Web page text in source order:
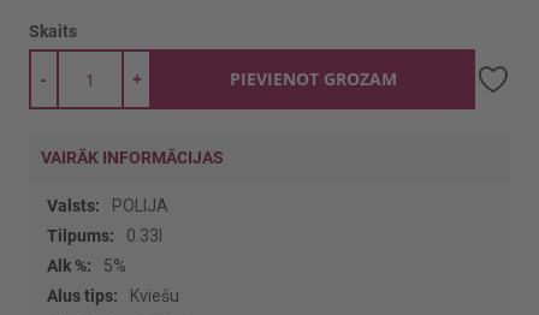
Skaits
+
- PIEVIENOT GROZAM
VAIRĀK INFORMĀCIJAS
Vairāk
informācijas
POLIJA
0.33l
5%
Kviešu